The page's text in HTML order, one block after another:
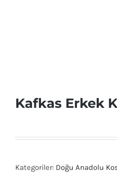
Kafkas Erkek
Kategoriler: Doğu Anadolu